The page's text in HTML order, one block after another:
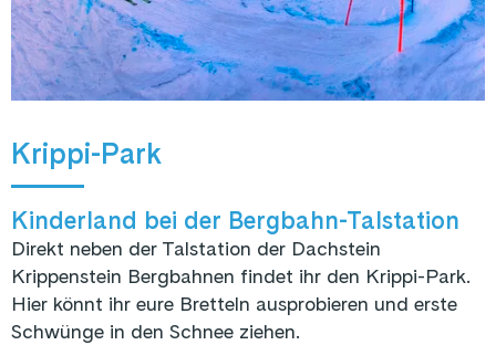
Krippi-Park
Kinderland bei der Bergbahn-Talstation
Direkt neben der Talstation der Dachstein
Krippenstein Bergbahnen findet ihr den Krippi-Park.
Hier könnt ihr eure Bretteln ausprobieren und erste
Schwünge in den Schnee ziehen.